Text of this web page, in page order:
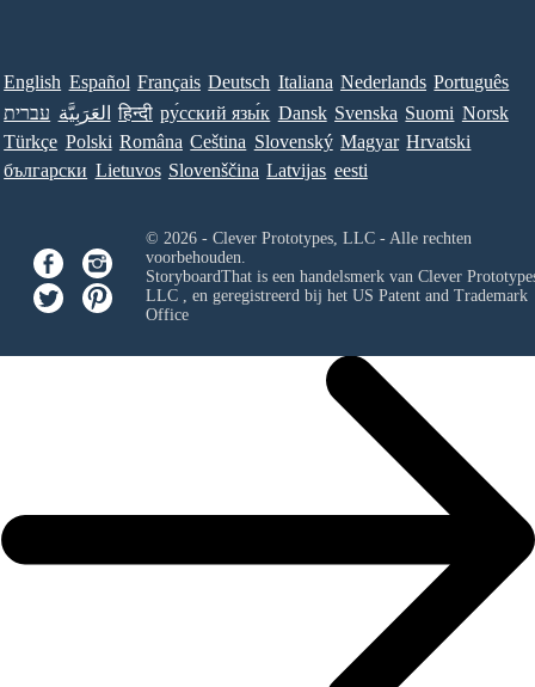
English Español Français Deutsch Italiana Nederlands Português
עברית العَرَبِيَّة हिन्दी ру́сский язы́к Dansk Svenska Suomi Norsk
Türkçe Polski Româna Ceština Slovenský Magyar Hrvatski
български Lietuvos Slovenščina Latvijas eesti
© 2026 - Clever Prototypes, LLC - Alle rechten
voorbehouden.
StoryboardThat is een handelsmerk van Clever
LLC, en geregistreerd bij het US Patent and Trademark
Office